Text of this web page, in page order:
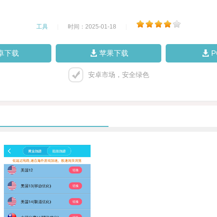
工具 时间：2025-01-18
下载 苹果下载
安卓市场，安全绿色